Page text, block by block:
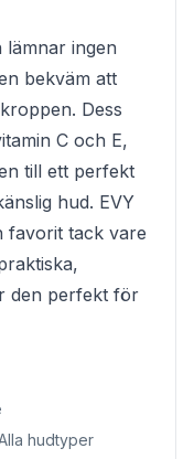
ingen
bekväm att
Dess
C och E,
till ett perfekt
hud. EVY
favorit tack vare
den perfekt för
hudtyper